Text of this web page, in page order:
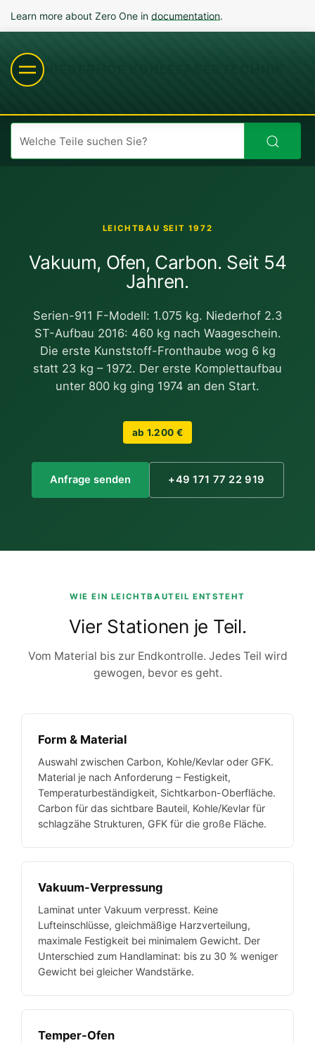
Learn more about Zero One in documentation.
LEICHTBAU SEIT 1972
Vakuum, Ofen, Carbon. Seit 54
Jahren.
Serien-911 F-Modell: 1.075 kg. Niederhof 2.3
ST-Aufbau 2016: 460 kg nach Waageschein.
Die erste Kunststoff-Fronthaube wog 6 kg
statt 23 kg – 1972. Der erste Komplettaufbau
unter 800 kg ging 1974 an den Start.
ab 1.200 €
Anfrage senden +49 171 77 22 919
WIE EIN LEICHTBAUTEIL ENTSTEHT
Vier Stationen je Teil.
Vom Material bis zur Endkontrolle. Jedes Teil wird
gewogen, bevor es geht.
Form & Material
Auswahl zwischen Carbon, Kohle/Kevlar oder GFK.
Material je nach Anforderung – Festigkeit,
Temperaturbeständigkeit, Sichtkarbon-Oberfläche.
Carbon für das sichtbare Bauteil, Kohle/Kevlar für
schlagzähe Strukturen, GFK für die große Fläche.
Vakuum-Verpressung
Laminat unter Vakuum verpresst. Keine
Lufteinschlüsse, gleichmäßige Harzverteilung,
maximale Festigkeit bei minimalem Gewicht. Der
Unterschied zum Handlaminat: bis zu 30 % weniger
Gewicht bei gleicher Wandstärke.
Temper-Ofen